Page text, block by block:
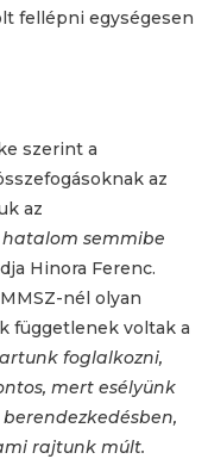
fellépni egységesen
szerint a
az
az
hatalom semmibe
Hinora Ferenc.
nél olyan
függetlenek voltak a
foglalkozni,
mert esélyünk
rajtunk múlt.